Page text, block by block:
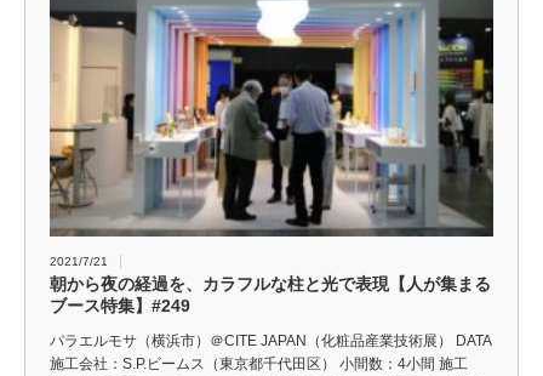
2021/7/21
朝から夜の経過を、カラフルな柱と光で表現【人が集まる
ブース特集】#249
パラエルモサ（横浜市）＠CITE JAPAN（化粧品産業技術展） DATA
施工会社：S.P.ビームス（東京都千代田区） 小間数：4小間 施工